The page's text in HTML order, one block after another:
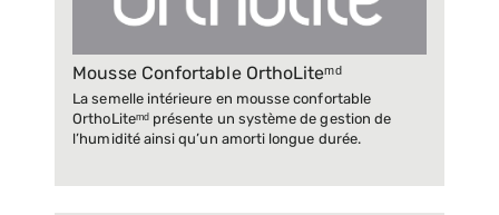
Mousse Confortable OrthoLiteᵐᵈ
La semelle intérieure en mousse confortable
OrthoLiteᵐᵈ présente un système de gestion de
l’humidité ainsi qu’un amorti longue durée.